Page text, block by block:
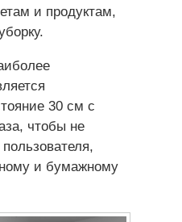
и продуктам,
30 см с
чтобы не
и бумажному